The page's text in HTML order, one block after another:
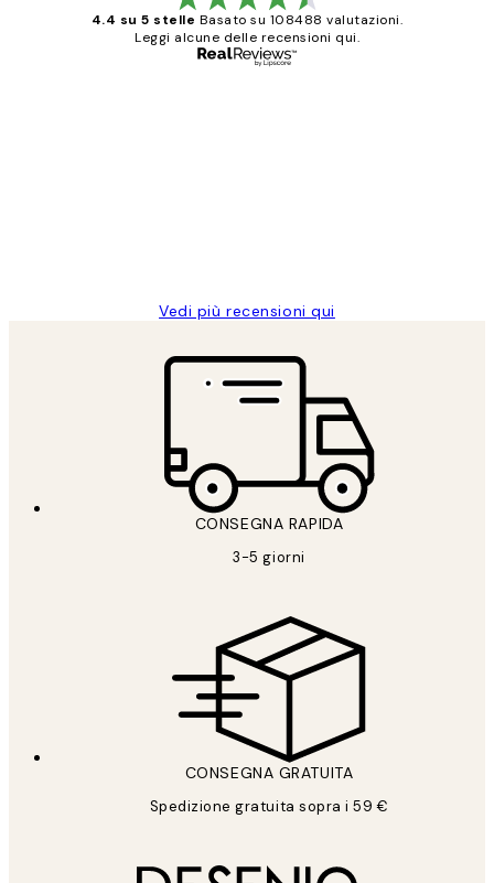
4.4 su 5 stelle Basato su 108488 valutazioni.
Leggi alcune delle recensioni qui.
Vedi più recensioni qui
CONSEGNA RAPIDA
3-5 giorni
CONSEGNA GRATUITA
Spedizione gratuita sopra i 59 €